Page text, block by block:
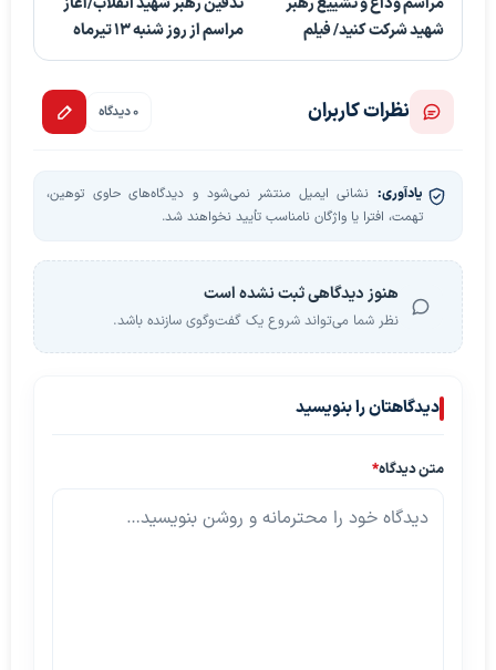
شهید شرکت کنید/ فیلم
مراسم از روز شنبه ۱۳ تیرماه
نظرات کاربران 0 دیدگاه
یادآوری: نشانی ایمیل منتشر نمی‌شود و دیدگاه‌های حاوی توهین،
تهمت، افترا یا واژگان نامناسب تأیید نخواهند شد.
هنوز دیدگاهی ثبت نشده است
نظر شما می‌تواند شروع یک گفت‌وگوی سازنده باشد.
دیدگاهتان را بنویسید
متن دیدگاه*